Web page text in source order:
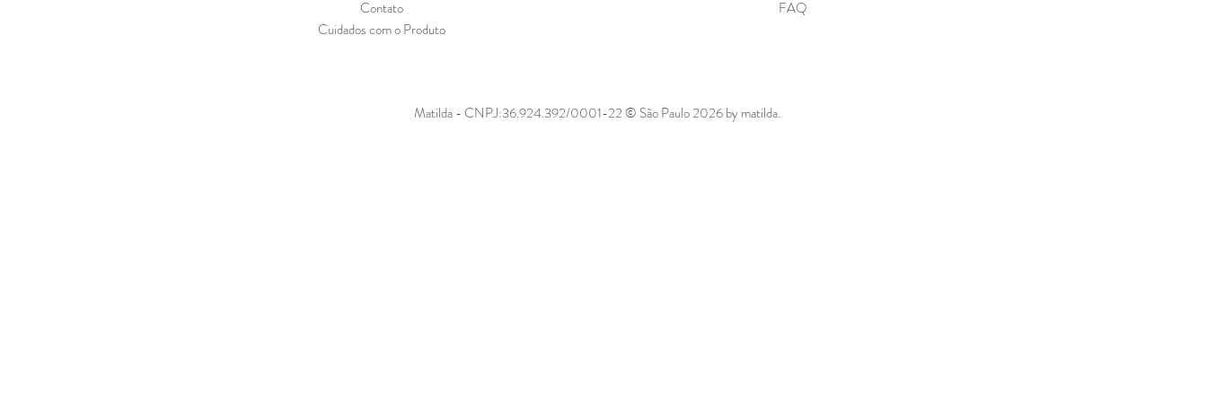
Contato
Cuidados com o Produto
FAQ
Matilda - CNPJ:36.924.392/0001-22 © São Paulo 2026 by matilda.